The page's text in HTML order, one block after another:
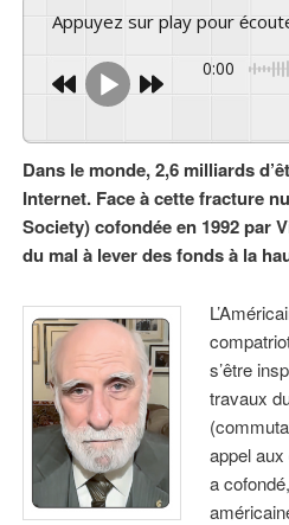
Appuyez sur play pour
0:00
Dans le monde, 2,6 milliards
Internet. Face à cette fracture
Society) cofondée en 1992 par
du mal à lever des fonds à la
s’être
travaux
appel
a